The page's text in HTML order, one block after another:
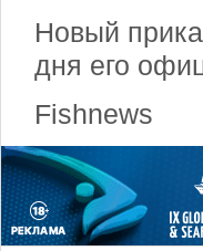
Новый
дня его
Fishnews